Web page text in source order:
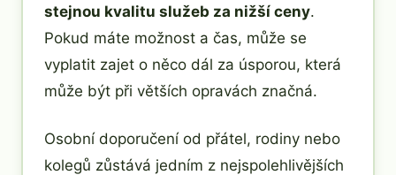
stejnou kvalitu služeb za nižší ceny.
Pokud máte možnost a čas, může se
vyplatit zajet o něco dál za úsporou, která
může být při větších opravách značná.
Osobní doporučení od přátel, rodiny nebo
kolegů zůstává jedním z nejspolehlivějších